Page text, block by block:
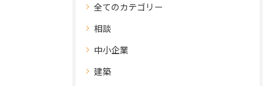
全てのカテゴリー
相談
中小企業
建築